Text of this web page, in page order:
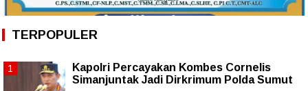
TERPOPULER
Kapolri Percayakan Kombes Cornelis
Simanjuntak Jadi Dirkrimum Polda Sumut